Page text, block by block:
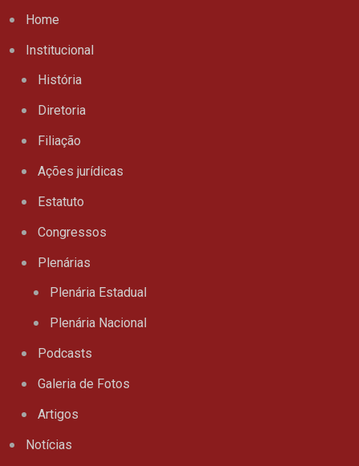
Home
Institucional
História
Diretoria
Filiação
Ações jurídicas
Estatuto
Congressos
Plenárias
Plenária Estadual
Plenária Nacional
Podcasts
Galeria de Fotos
Artigos
Notícias